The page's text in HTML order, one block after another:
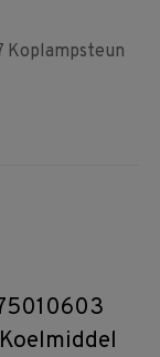
Koplampsteun
Koelmiddel